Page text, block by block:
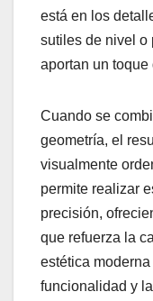
está en los
sutiles de nivel o
aportan un
Cuando se
geometría, el
visualmente
permite realizar
precisión,
que refuerza la
estética
funcionalidad y